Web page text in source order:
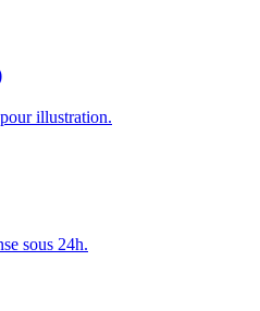
illustration.
sous 24h.